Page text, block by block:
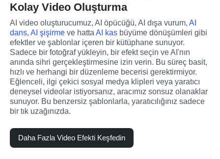
Kolay Video Oluşturma
AI video oluşturucumuz, AI öpücüğü, AI dışa vurum, AI
dans, AI şişirme ve hatta AI kas büyüme dönüşümleri gibi
efektler ve şablonlar içeren bir kütüphane sunuyor.
Sadece bir fotoğraf yükleyin, bir efekt seçin ve AI'nın
anında sihri gerçekleştirmesine izin verin. Bu süreç basit,
hızlı ve herhangi bir düzenleme becerisi gerektirmiyor.
Eğlenceli, ilgi çekici sosyal medya klipleri veya yaratıcı
deneysel videolar istiyorsanız, aracımız sonsuz olanaklar
sunuyor. Bu benzersiz şablonlarla, yaratıcılığınız sadece
bir tık uzağınızda.
Daha Fazla Video Efekti Keşfedin